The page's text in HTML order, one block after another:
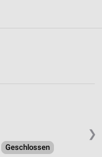
❯
Geschlossen